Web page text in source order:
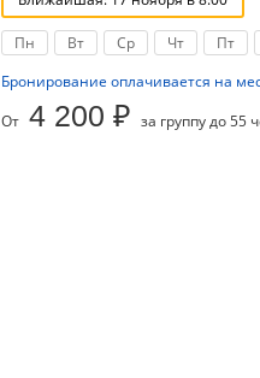
Пн Вт Ср Чт Пт
Бронирование оплачивается на
От 4 200 ₽ за группу до 55